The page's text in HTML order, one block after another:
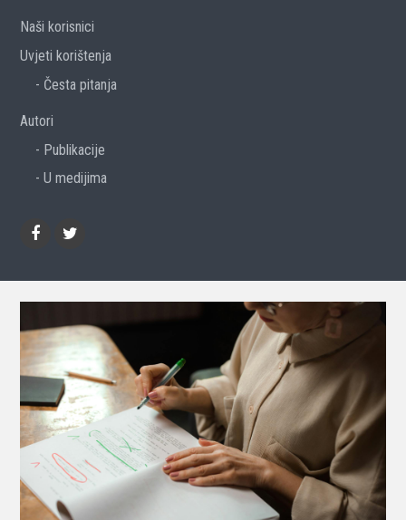
Naši korisnici
Uvjeti korištenja
Česta pitanja
Autori
Publikacije
U medijima